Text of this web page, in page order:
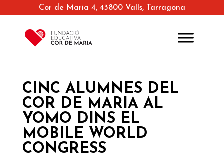
Cor de Maria 4, 43800 Valls, Tarragona
CINC ALUMNES DEL
COR DE MARIA AL
YOMO DINS EL
MOBILE WORLD
CONGRESS